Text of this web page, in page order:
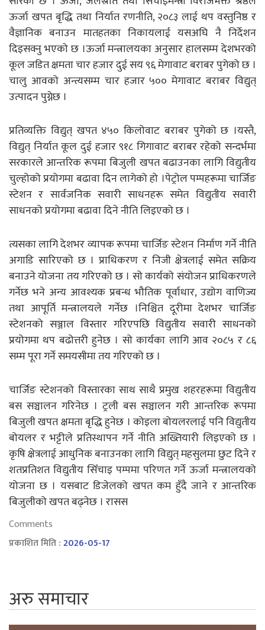
ऊर्जा खपत बृद्धि तथा निर्यात रणनीति, २०८३ लाई थप वस्तुनिष्ठ र
वैज्ञानिक बनाउन मातहतका निकायलाई यसअघि नै निर्देशन
दिइसक्नु भएको छ ।ऊर्जा मन्त्रालयका अनुसार हालसम्म देशभरको
कूल जडित क्षमता चार हजार दुई सय ९६ मेगावाट बराबर पुगेको छ ।
चालु आवको अन्त्यसम्म चार हजार ५०० मेगावाट बराबर विद्युत्
उत्पादन पुग्नेछ ।
प्रतिव्यक्ति विद्युत् खपत ४५० किलोवाट बराबर पुगेको छ ।यस्तै,
विद्युत् निर्यात कूल दुई हजार ९१८ गिगावाट बराबर रहेको सन्दर्भमा
सरकारले आन्तरिक रूपमा बिजुली खपत बढाउनका लागि विद्युतीय
चुल्होको प्रयोगमा बढावा दिन लागेको हो ।पेट्रोल पम्पहरूमा चार्जिङ
स्टेशन र सार्वजनिक सवारी साधनहरू समेत विद्युतीय सवारी
साधनको प्रयोगमा बढावा दिने नीति लिइएको छ ।
त्यसका लागि देशभर व्यापक रूपमा चार्जिङ स्टेशन निर्माण गर्ने नीति
अगाडि सारिएको छ । प्राधिकरण र निजी क्षेत्रलाई समेत सक्रिय
बनाउने योजना तय गरिएको छ । सो कार्यको संयोजन प्राधिकरणले
गर्नेछ भने अन्य आवश्यक प्रबन्ध भौतिक पूर्वाधार, उद्योग वाणिज्य
तथा आपूर्ति मन्त्रालयले गर्नेछ ।निश्चित दूरीमा देशभर चार्जिङ
स्टेशनको सञ्जाल विस्तार गरिएपछि विद्युतीय सवारी साधनको
प्रयोगमा थप बढोत्तरी हुनेछ । सो कार्यका लागि आव २०८५ र ८६
सम्म पूरा गर्ने समयसीमा तय गरिएको छ ।
चार्जिङ स्टेशनको विस्तारका साथ साथै प्रमुख शहरहरूमा विद्युतीय
बस सञ्चालन गरिनेछ । ट्रली बस सञ्चालन गरी आन्तरिक रूपमा
बिजुली खपत क्षमता बृद्धि हुनेछ । कोइला बोयलरलाई पनि विद्युतीय
बोयलर र भट्टीले प्रतिस्थापन गर्ने नीति अख्तियारी लिइएको छ ।
कृषि क्षेत्रलाई आधुनिक बनाउनका लागि विद्युत् महसुलमा छुट दिने र
शतप्रतिशत विद्युतीय सिँचाइ पम्पमा परिणत गर्ने ऊर्जा मन्त्रालयको
योजना छ । यसबाट डिजेलको खपत कम हुँदै जाने र आन्तरिक
बिजुलीको खपत बढ्नेछ । रासस
Comments
प्रकाशित मिति :2026-05-17
अरु समाचार